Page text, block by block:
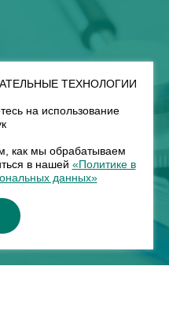
б-р, д. 19, кор. 1
ТЕХНОЛОГИИ
на использование
как мы обрабатываем
в нашей «Политике в
данных»